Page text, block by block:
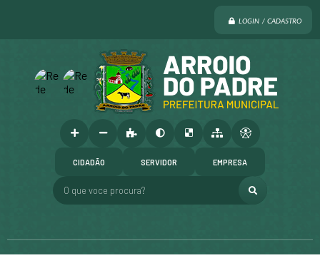
LOGIN / CADASTRO
O que voce procura?
CIDADÃO SERVIDOR EMPRESA